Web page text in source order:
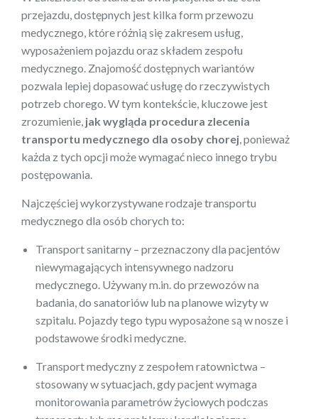
przejazdu, dostępnych jest kilka form przewozu
medycznego, które różnią się zakresem usług,
wyposażeniem pojazdu oraz składem zespołu
medycznego. Znajomość dostępnych wariantów
pozwala lepiej dopasować usługę do rzeczywistych
potrzeb chorego. W tym kontekście, kluczowe jest
zrozumienie, jak wygląda procedura zlecenia
transportu medycznego dla osoby chorej , ponieważ
każda z tych opcji może wymagać nieco innego trybu
postępowania.
Najczęściej wykorzystywane rodzaje transportu
medycznego dla osób chorych to:
Transport sanitarny – przeznaczony dla pacjentów
niewymagających intensywnego nadzoru
medycznego. Używany m.in. do przewozów na
badania, do sanatoriów lub na planowe wizyty w
szpitalu. Pojazdy tego typu wyposażone są w nosze i
podstawowe środki medyczne.
Transport medyczny z zespołem ratownictwa –
stosowany w sytuacjach, gdy pacjent wymaga
monitorowania parametrów życiowych podczas